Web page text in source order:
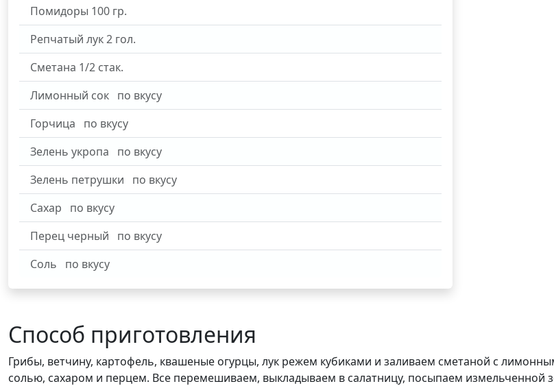
Помидоры 100 гр.
Репчатый лук2 гол.
Сметана 1/2 стак.
Лимонный сок по вкусу
Горчица
по вкусу
Зелень укропа
по вкусу
Зелень петрушки
по вкусу
Сахар
по вкусу
Перец черный
по вкусу
Соль
по вкусу
Способ приготовления
Грибы, ветчину, картофель, квашеные огурцы, лук режем кубиками и заливаем сметаной с
солью, сахаром и перцем. Все перемешиваем, выкладываем в салатницу, посыпаем измельченной